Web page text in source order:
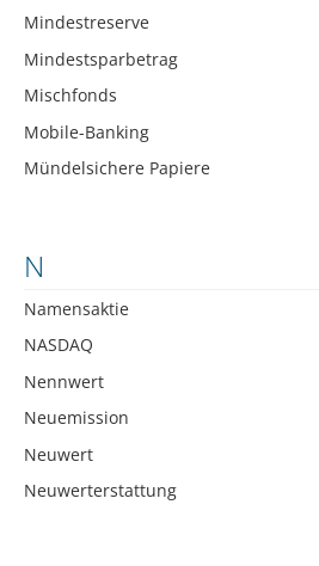
Mindestreserve
Mindestsparbetrag
Mischfonds
Mobile-Banking
Mündelsichere Papiere
N
Namensaktie
NASDAQ
Nennwert
Neuemission
Neuwert
Neuwerterstattung